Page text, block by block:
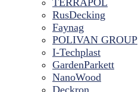
TERRAPOL
RusDecking
Faynag
POLIVAN GROUP
I-Techplast
GardenParkett
NanoWood
Deckron